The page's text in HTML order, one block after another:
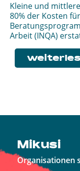
Kleine und
80% der Kosten
Arbeit (INQA)
Mikusi
Organisationen